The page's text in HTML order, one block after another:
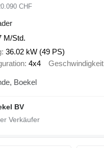
CHF
M/Std.
36.02 kW (49 PS)
4x4 Geschwindigkeit
Boekel
BV